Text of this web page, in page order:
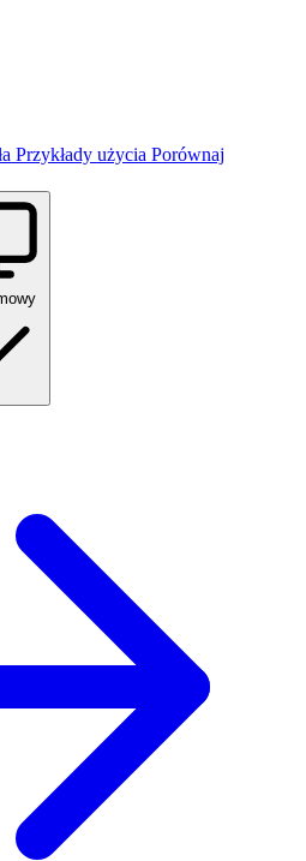
Przykłady użycia Porównaj